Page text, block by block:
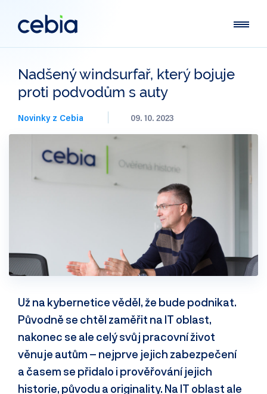
Nadšený windsurfař, který bojuje
proti podvodům s auty
Novinky z Cebia 09. 10. 2023
Už na kybernetice věděl, že bude podnikat.
Původně se chtěl zaměřit na IT oblast,
nakonec se ale celý svůj pracovní život
věnuje autům – nejprve jejich zabezpečení
a časem se přidalo i prověřování jejich
historie, původu a originality. Na IT oblast ale